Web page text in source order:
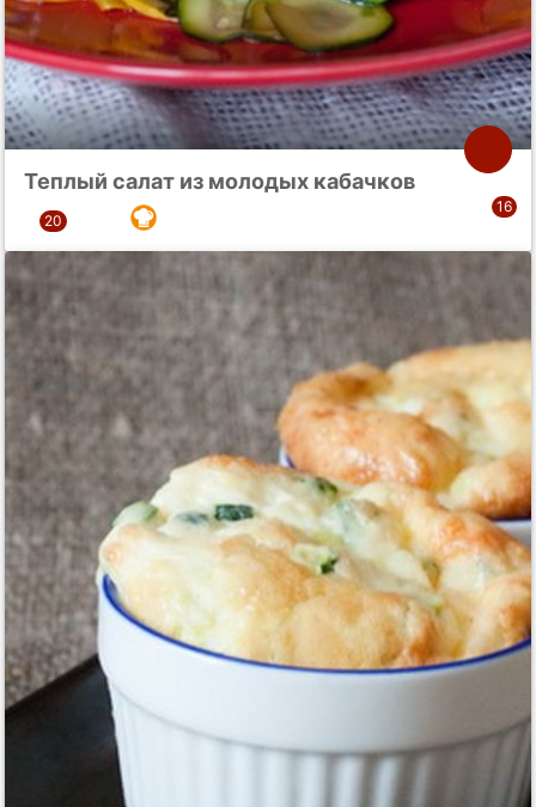
Теплый салат из молодых кабачков